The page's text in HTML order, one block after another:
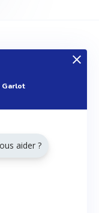
Garlot
aider ?